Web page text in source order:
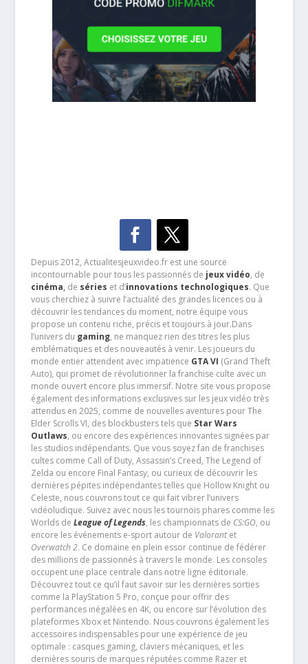
Depuis 2012, Actualitesjeuxvideo.fr est une source
incontournable pour tous les passionnés de jeux vidéo, de
cinéma,de séries et d’innovations technologiques. Que
vous cherchiez à suivre l’actualité des grandes licences ou à
découvrir les tendances du moment, notre équipe vous
propose un contenu riche, précis et toujours à jour.Dans
l’univers du gaming, ne manquez rien des titres les plus
emblématiques et des nouveautés à venir. Les joueurs du
monde entier attendent avec impatience GTA VI (Grand Theft
Auto), qui promet de révolutionner la franchise culte avec un
monde ouvert encore plus immersif. Notre site vous propose
également des informations exclusives sur les jeux vidéo très
attendus en 2025, comme de nouvelles aventures pour The
Elder Scrolls VI, des blockbusters tels que Star Wars
Outlaws, ou encore des expériences innovantes signées par
les studios indépendants. Que vous soyez fan de franchises
cultes comme Call of Duty, Assassin’s Creed, The Legend of
Zelda ou encore Final Fantasy, ou curieux de découvrir les
dernières pépites indépendantes telles que Hollow Knight ou
Celeste, nous couvrons tout ce qui fait vibrer l’univers
vidéoludique. Suivez avec nous les tournois phares comme les
Worlds de League of Legends, les championnats de CS:GO, ou
encore les événements e-sport autour de Valorantet
Overwatch 2. Ce domaine en plein essor continue de fédérer
des millions de passionnés à travers le monde. Les consoles
occupent une place centrale dans notre ligne éditoriale.
Découvrez tout ce qu’il faut savoir sur les dernières sorties
comme la PlayStation 5 Pro, conçue pour offrir des
performances inégalées en 4K, ou encore sur l’évolution des
plateformes Xbox et Nintendo. Nous couvrons également les
accessoires indispensables pour une expérience de jeu
optimale : casques gaming, claviers mécaniques, et les
dernières souris de marques réputées comme Razer et